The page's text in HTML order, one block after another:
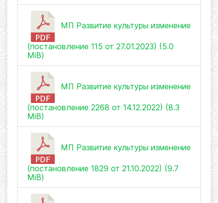
МП Развитие культуры изменение
(постановление 115 от 27.01.2023) (5.0
MiB)
МП Развитие культуры изменение
(постановление 2268 от 14.12.2022) (8.3
MiB)
МП Развитие культуры изменение
(постановление 1829 от 21.10.2022) (9.7
MiB)